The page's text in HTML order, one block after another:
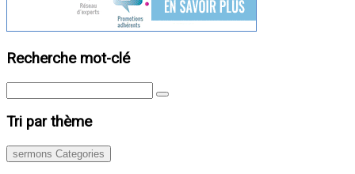
Recherche mot-clé
Tri par thème
sermons Categories